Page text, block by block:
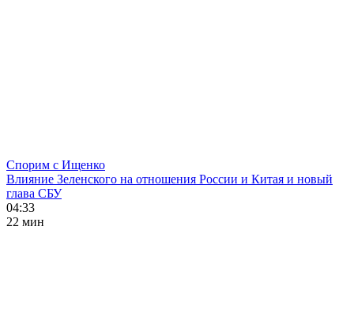
Спорим с Ищенко
Влияние Зеленского на отношения России и Китая и новый
глава СБУ
04:33
22 мин